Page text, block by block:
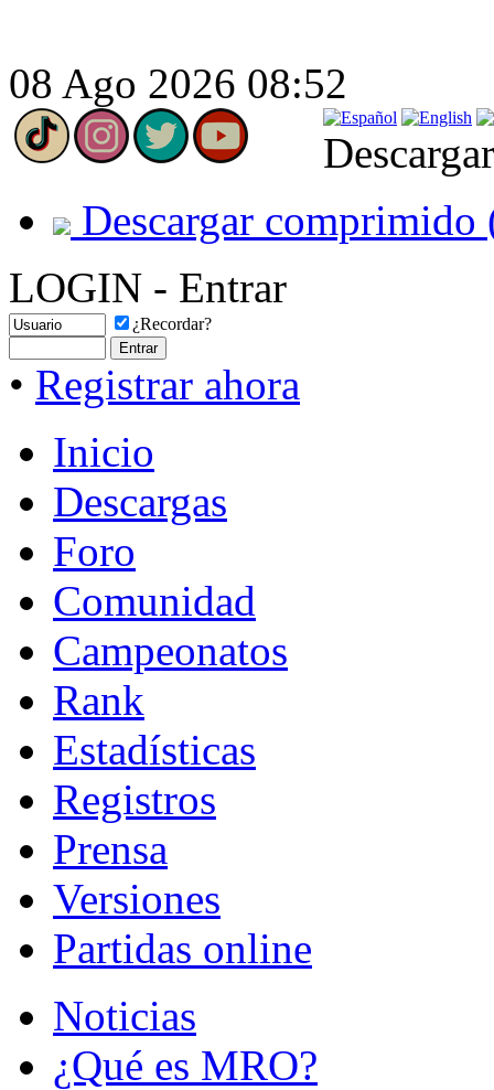
08 Ago 2026 08:52
Descargar comprimido
LOGIN - Entrar
¿Recordar?
• Registrar ahora
Inicio
Descargas
Foro
Comunidad
Campeonatos
Rank
Estadísticas
Registros
Prensa
Versiones
Partidas online
Noticias
¿Qué es MRO?